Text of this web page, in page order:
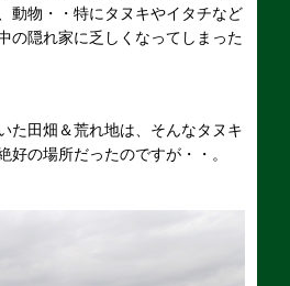
動物・・特にタヌキやイタチなど
の隠れ家に乏しくなってしまった
た田畑＆荒れ地は、そんなタヌキ
好の場所だったのですが・・。